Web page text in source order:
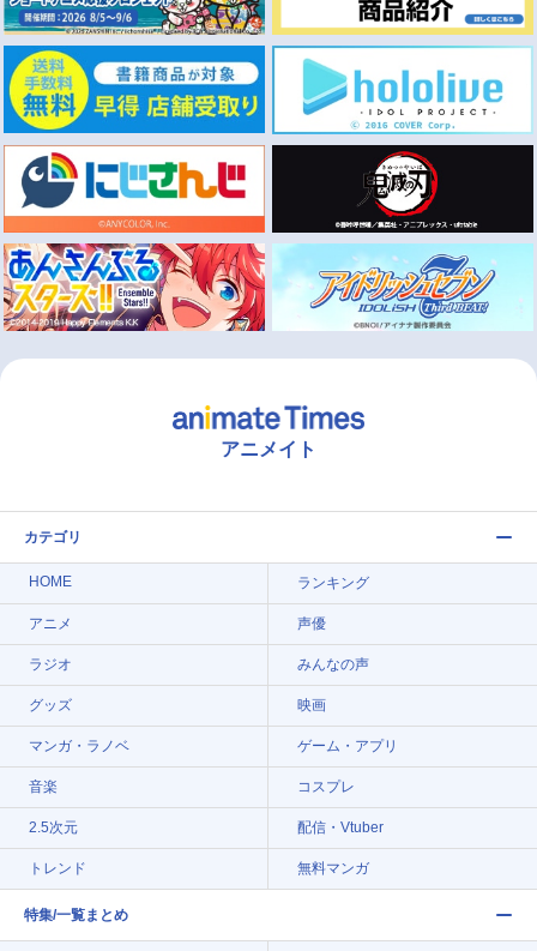
アニメイト
カテゴリ
HOME ランキング
アニメ 声優
ラジオ みんなの声
グッズ 映画
マンガ・ラノベ ゲーム・アプリ
音楽 コスプレ
2.5次元 配信・Vtuber
トレンド 無料マンガ
特集/一覧まとめ